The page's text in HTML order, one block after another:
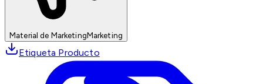
Material de MarketingMarketing
Etiqueta Producto